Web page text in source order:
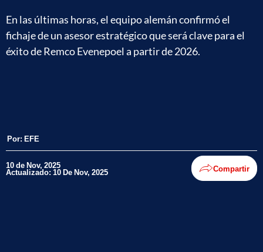
En las últimas horas, el equipo alemán confirmó el
fichaje de un asesor estratégico que será clave para el
éxito de Remco Evenepoel a partir de 2026.
Por: EFE
10 de Nov, 2025
Actualizado: 10 De Nov, 2025 Compartir